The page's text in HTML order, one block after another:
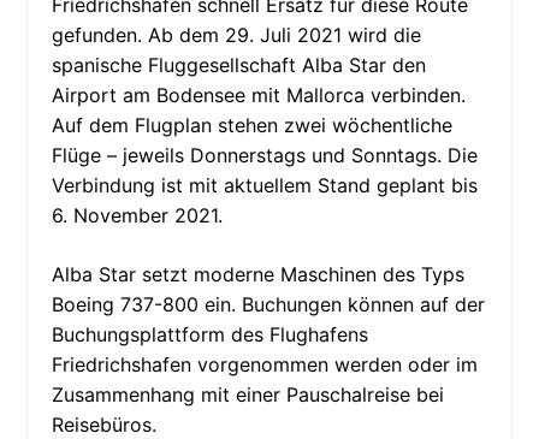
Friedrichshafen schnell Ersatz für diese Route
gefunden. Ab dem 29. Juli 2021 wird die
spanische Fluggesellschaft Alba Star den
Airport am Bodensee mit Mallorca verbinden.
Auf dem Flugplan stehen zwei wöchentliche
Flüge – jeweils Donnerstags und Sonntags. Die
Verbindung ist mit aktuellem Stand geplant bis
6. November 2021.
Alba Star setzt moderne Maschinen des Typs
Boeing 737-800 ein. Buchungen können auf der
Buchungsplattform des Flughafens
Friedrichshafen vorgenommen werden oder im
Zusammenhang mit einer Pauschalreise bei
Reisebüros.